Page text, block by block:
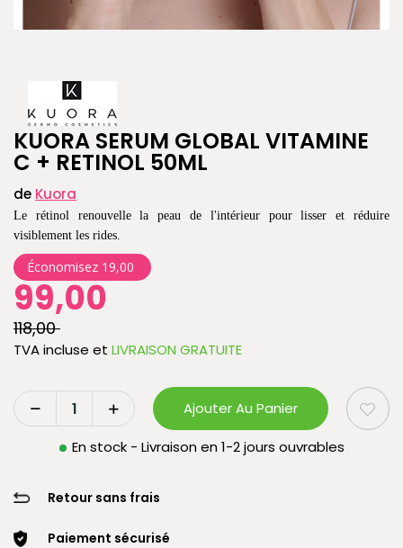
KUORA SERUM GLOBAL VITAMINE
C + RETINOL 50ML
de Kuora
Le rétinol renouvelle la peau de l'intérieur pour lisser et réduire
visiblement les rides.
99,00
Économisez 19,00
118,00
TVA incluse et LIVRAISON GRATUITE
Ajouter Au Panier
En stock - Livraison en 1-2 jours ouvrables
Retour sans frais
Paiement sécurisé